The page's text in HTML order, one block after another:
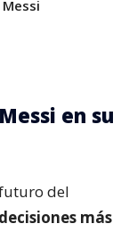
en su
del
más